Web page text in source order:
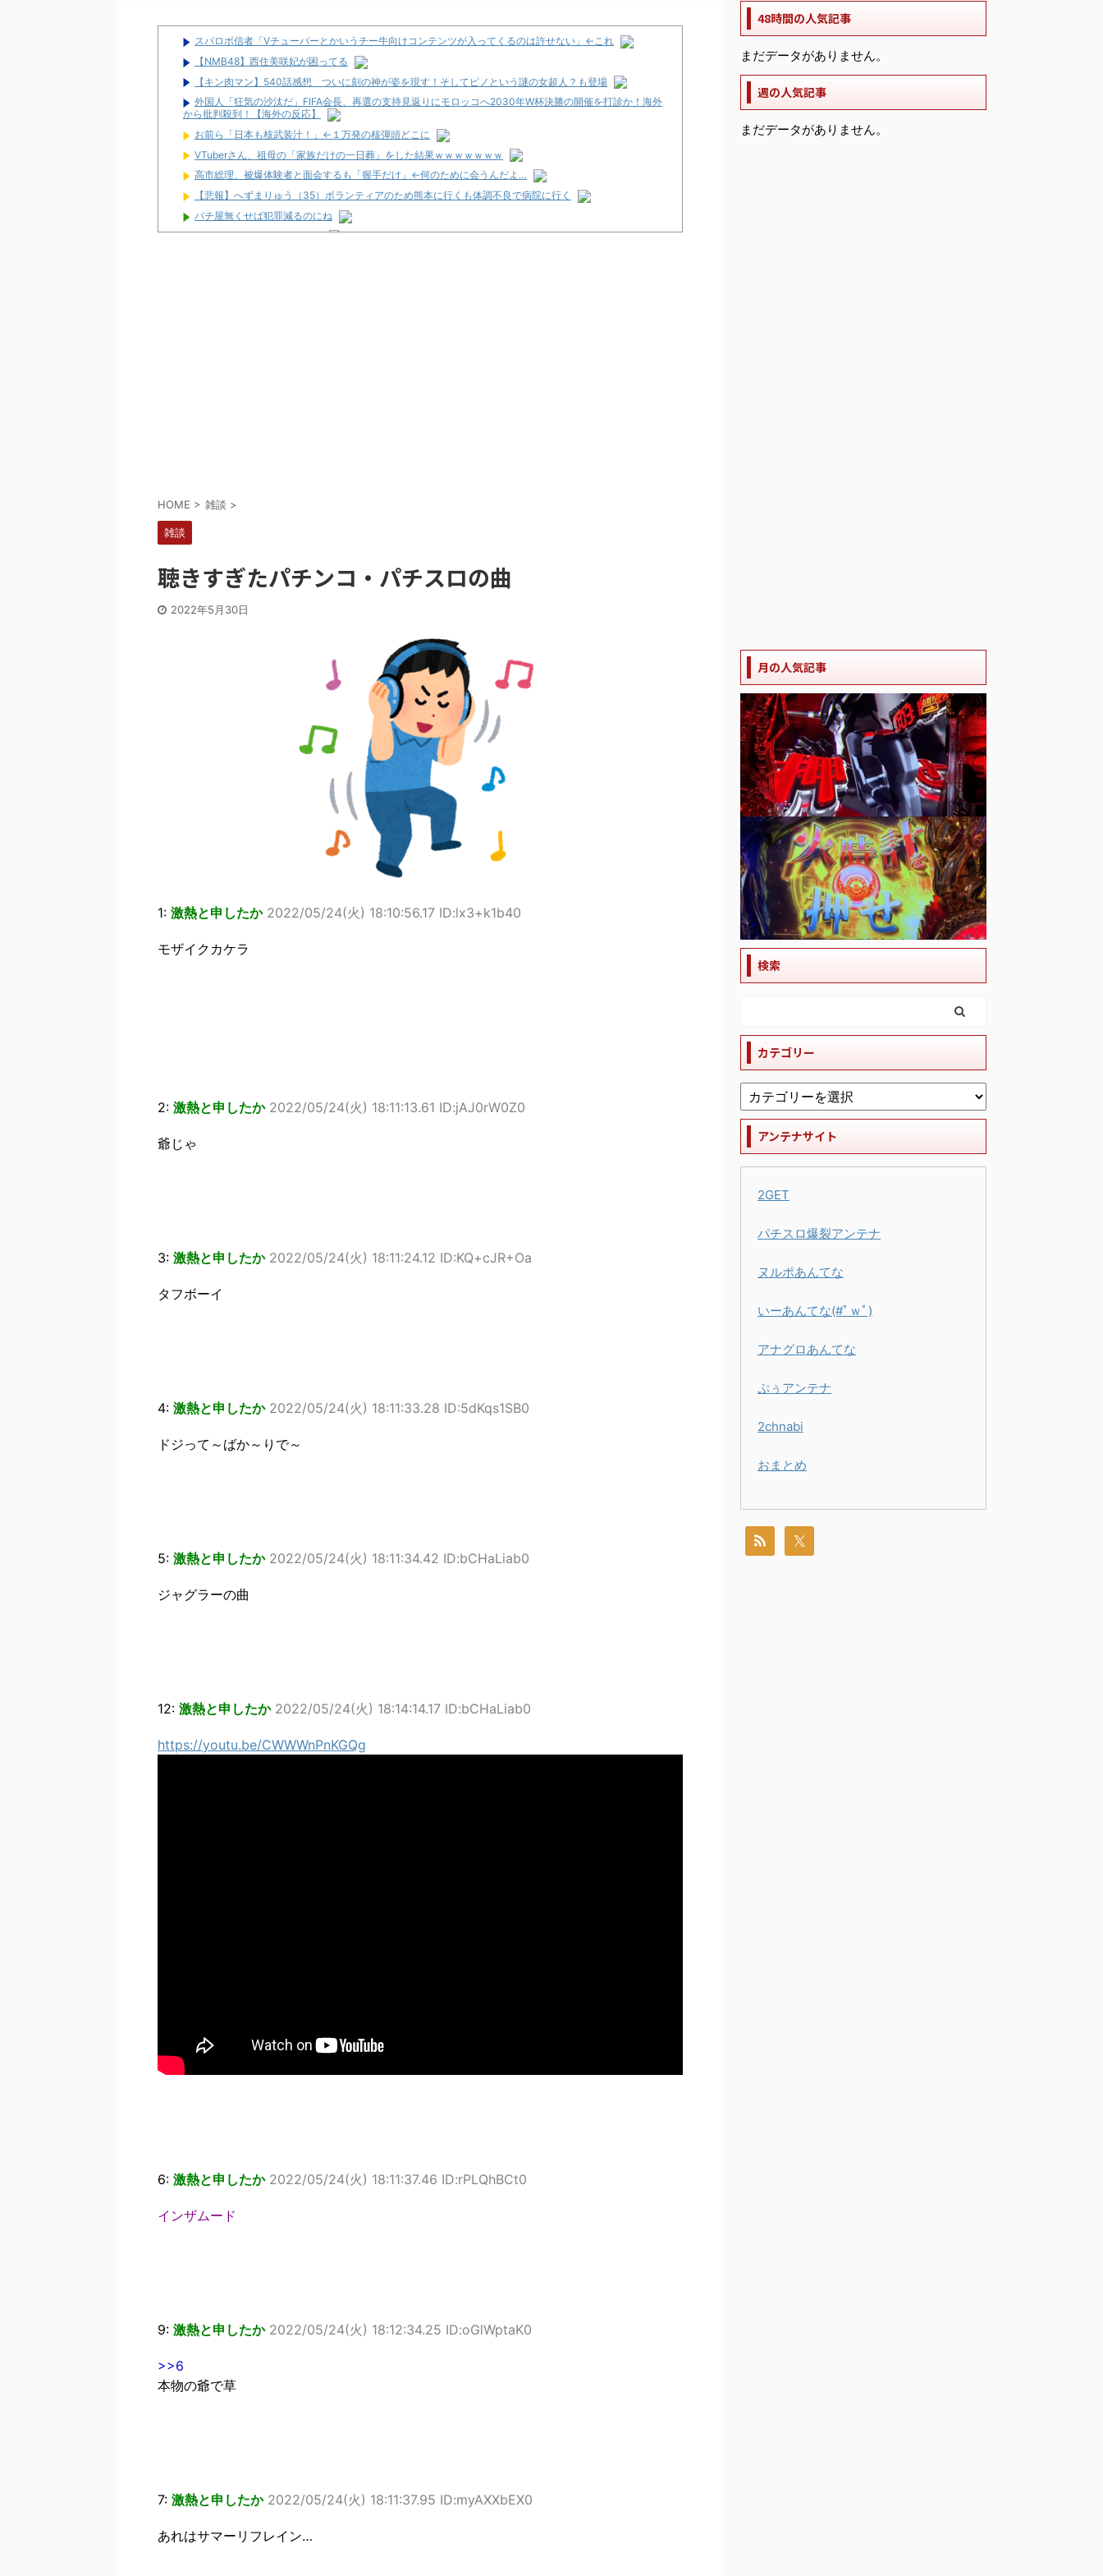
スパロボ信者「Vチューバーとかいうチー牛向けコンテンツが入ってくるのは許せない」←これ
【NMB48】西住美咲妃が困ってる
【キン肉マン】540話感想 ついに刻の神が姿を現す！そしてピノという謎の女超人？も登場
外国人「狂気の沙汰だ」FIFA会長、再選の支持見返りにモロッコへ2030年W杯決勝の開催を打診か！海外
から批判殺到！【海外の反応】
お前ら「日本も核武装汁！」←１万発の核弾頭どこに
VTuberさん、祖母の「家族だけの一日葬」をした結果ｗｗｗｗｗｗｗ
高市総理、被爆体験者と面会するも「握手だけ」←何のために会うんだよ…
【悲報】へずまりゅう（35）ボランティアのため熊本に行くも体調不良で病院に行く
パチ屋無くせば犯罪減るのにね
初めて打ったスロットなに？
HOME > 雑談 >
雑談
聴きすぎたパチンコ・パチスロの曲
2022年5月30日
1: 激熱と申したか 2022/05/24(火) 18:10:56.17 ID:lx3+k1b40
モザイクカケラ
2: 激熱と申したか 2022/05/24(火) 18:11:13.61 ID:jAJ0rW0Z0
爺じゃ
3: 激熱と申したか 2022/05/24(火) 18:11:24.12 ID:KQ+cJR+Oa
タフボーイ
4: 激熱と申したか 2022/05/24(火) 18:11:33.28 ID:5dKqs1SB0
ドジって～ばか～りで～
5: 激熱と申したか 2022/05/24(火) 18:11:34.42 ID:bCHaLiab0
ジャグラーの曲
12: 激熱と申したか 2022/05/24(火) 18:14:14.17 ID:bCHaLiab0
https://youtu.be/CWWWnPnKGQg
6: 激熱と申したか 2022/05/24(火) 18:11:37.46 ID:rPLQhBCt0
インザムード
9: 激熱と申したか 2022/05/24(火) 18:12:34.25 ID:oGlWptaK0
>>6
本物の爺で草
7: 激熱と申したか 2022/05/24(火) 18:11:37.95 ID:myAXXbEX0
あれはサマーリフレイン…
48時間の人気記事
まだデータがありません。
週の人気記事
まだデータがありません。
月の人気記事
検索
カテゴリー
アンテナサイト
2GET
パチスロ爆裂アンテナ
ヌルポあんてな
いーあんてな(#ﾟｗﾟ)
アナグロあんてな
ぷぅアンテナ
2chnabi
おまとめ